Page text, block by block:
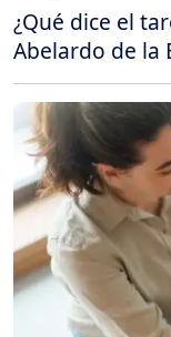
¿Qué dice el
Abelardo de la